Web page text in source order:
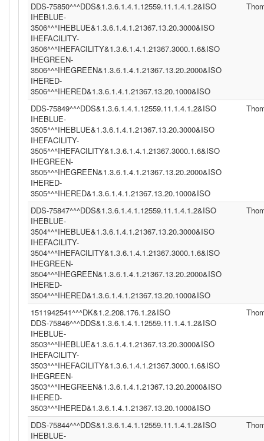
DDS-75850^^^DDS&1.3.6.1.4.1.12559.11.1.4.1.2&ISO
IHEBLUE-
3506^^^IHEBLUE&1.3.6.1.4.1.21367.13.20.3000&ISO
IHEFACILITY-
3506^^^IHEFACILITY&1.3.6.1.4.1.21367.3000.1.6&ISO
IHEGREEN-
3506^^^IHEGREEN&1.3.6.1.4.1.21367.13.20.2000&ISO
IHERED-
3506^^^IHERED&1.3.6.1.4.1.21367.13.20.1000&ISO
DDS-75849^^^DDS&1.3.6.1.4.1.12559.11.1.4.1.2&ISO
IHEBLUE-
3505^^^IHEBLUE&1.3.6.1.4.1.21367.13.20.3000&ISO
IHEFACILITY-
3505^^^IHEFACILITY&1.3.6.1.4.1.21367.3000.1.6&ISO
IHEGREEN-
3505^^^IHEGREEN&1.3.6.1.4.1.21367.13.20.2000&ISO
IHERED-
3505^^^IHERED&1.3.6.1.4.1.21367.13.20.1000&ISO
DDS-75847^^^DDS&1.3.6.1.4.1.12559.11.1.4.1.2&ISO
IHEBLUE-
3504^^^IHEBLUE&1.3.6.1.4.1.21367.13.20.3000&ISO
IHEFACILITY-
3504^^^IHEFACILITY&1.3.6.1.4.1.21367.3000.1.6&ISO
IHEGREEN-
3504^^^IHEGREEN&1.3.6.1.4.1.21367.13.20.2000&ISO
IHERED-
3504^^^IHERED&1.3.6.1.4.1.21367.13.20.1000&ISO
1511942541^^^DK&1.2.208.176.1.2&ISO
DDS-75846^^^DDS&1.3.6.1.4.1.12559.11.1.4.1.2&ISO
IHEBLUE-
3503^^^IHEBLUE&1.3.6.1.4.1.21367.13.20.3000&ISO
IHEFACILITY-
3503^^^IHEFACILITY&1.3.6.1.4.1.21367.3000.1.6&ISO
IHEGREEN-
3503^^^IHEGREEN&1.3.6.1.4.1.21367.13.20.2000&ISO
IHERED-
3503^^^IHERED&1.3.6.1.4.1.21367.13.20.1000&ISO
DDS-75844^^^DDS&1.3.6.1.4.1.12559.11.1.4.1.2&ISO
IHEBLUE-